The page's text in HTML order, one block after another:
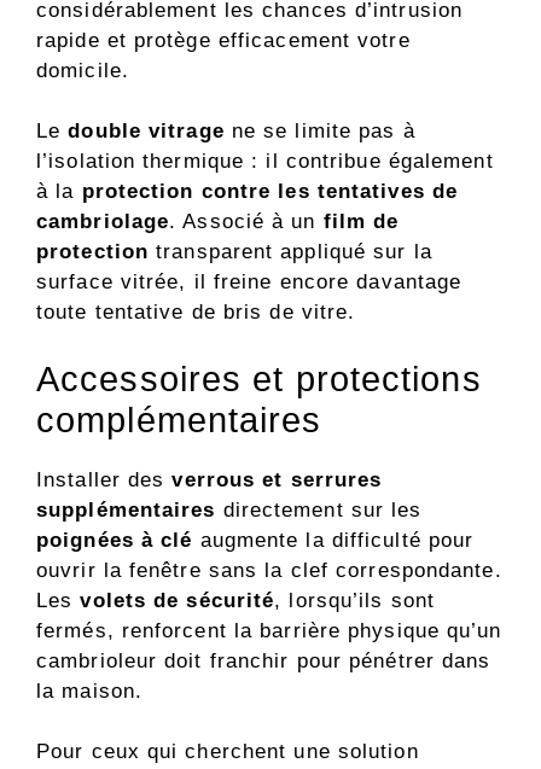
considérablement les chances d’intrusion
rapide et protège efficacement votre
domicile.
Ledouble vitrage ne se limite pas à
l’isolation thermique : il contribue également
à la protection contre les tentatives de
cambriolage. Associé à un film de
protection transparent appliqué sur la
surface vitrée, il freine encore davantage
toute tentative de bris de vitre.
Accessoires et protections
complémentaires
Installer desverrous et serrures
supplémentaires directement sur les
poignées à clé augmente la difficulté pour
ouvrir la fenêtre sans la clef correspondante.
Lesvolets de sécurité, lorsqu’ils sont
fermés, renforcent la barrière physique qu’un
cambrioleur doit franchir pour pénétrer dans
la maison.
Pour ceux qui cherchent une solution